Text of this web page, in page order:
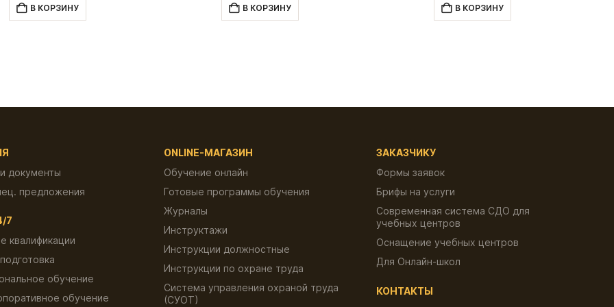
составляла
В КОРЗИНУ
составляла
В КОРЗИНУ
составляла
В КОРЗИНУ
документы
предложения
7
квалификации
обучение
обучение
ONLINE-МАГАЗИН
Обучение онлайн
Готовые программы обучения
Журналы
Инструктажи
Инструкции должностные
Инструкции по охране труда
Система управления охраной труда
(СУОТ)
ЗАКАЗЧИКУ
Формы заявок
Брифы на услуги
Современная система СДО для
учебных центров
Оснащение учебных центров
Для Онлайн-школ
КОНТАКТЫ